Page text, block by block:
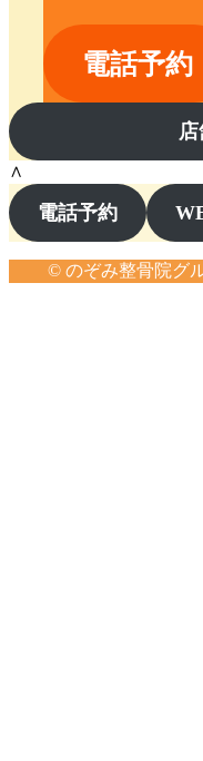
電話予約
∧
電話予約
© のぞみ整骨院グ